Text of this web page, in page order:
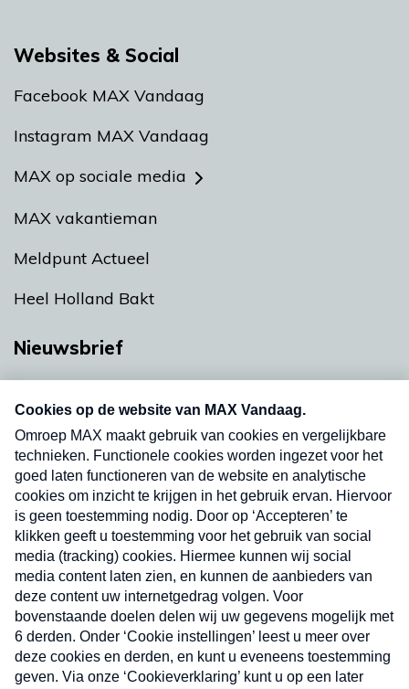
Websites & Social
Facebook MAX Vandaag
Instagram MAX Vandaag
MAX op sociale media
MAX vakantieman
Meldpunt Actueel
Heel Holland Bakt
Nieuwsbrief
nieuwsbrief. Elke vrijdag- en dinsdagochtend in
uw mailbox.
Verzend
Nieuwsbrief